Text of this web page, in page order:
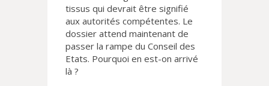
tissus qui devrait être signifié
aux autorités compétentes. Le
dossier attend maintenant de
passer la rampe du Conseil des
Etats. Pourquoi en est-on arrivé
là ?